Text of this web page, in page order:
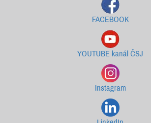
FACEBOOK
YOUTUBE kanál ČSJ
Instagram